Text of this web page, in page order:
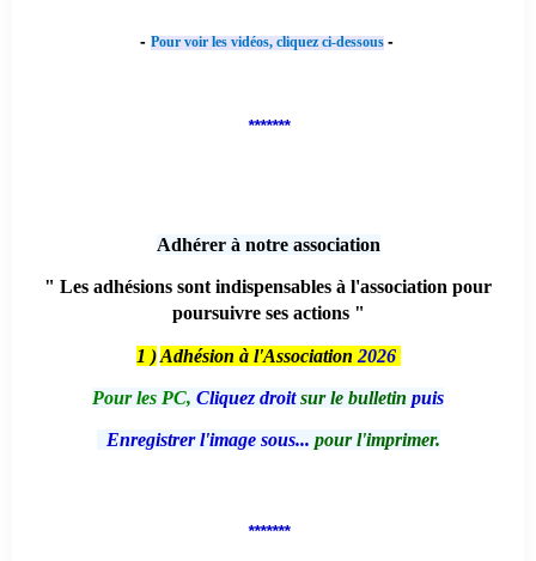
- Pour voir les vidéos, cliquez ci-dessous -
*******
Adhérer à notre association
" Les adhésions sont indispensables à l'association pour
poursuivre ses actions "
1 ) Adhésion à l'Association 2026
Pour les PC, Cliquez droitsur le bulletin puis
Enregistrer l'image sous... pour l'imprimer.
*******